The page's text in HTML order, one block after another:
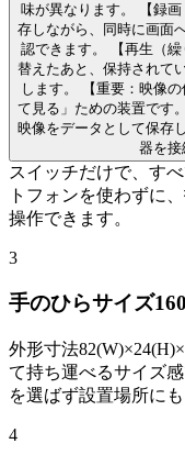
味が異なります。 【録画（追いかけ再生）】 最新の映像を一時的に保
存しながら、同時に画面
認できます。 【再生（繰り返し表示）】 「録画」から「再生」に切り
替えたあと、保持されて
します。 【重要：映像の保存について】 本機は「一時的にさかのぼっ
て見る」ための装置です
映像をデータとして保存
器を接
スイッチだけで、す
トフォンを使わずに
操作できます。
3
手のひらサイズ
外形寸法
て持ち運べるサイズ
を選ばず設置場所にも
4